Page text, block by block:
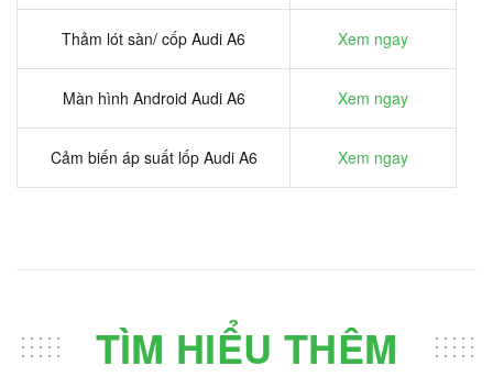
Thảm lót sàn/ cốp Audi A6 Xem ngay
Màn hình Android Audi A6 Xem ngay
Cảm biến áp suất lốp Audi A6 Xem ngay
TÌM HIỂU THÊM